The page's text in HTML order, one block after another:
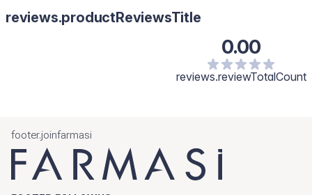
reviews.productReviewsTitle
0.00
reviews.reviewTotalCount
footer.joinfarmasi